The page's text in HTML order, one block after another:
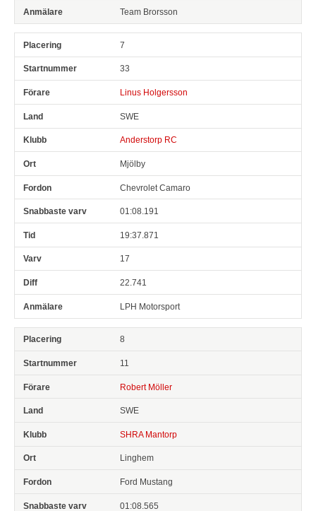
Team Brorsson
7
33
Linus Holgersson
SWE
Anderstorp RC
Mjölby
Chevrolet Camaro
01:08.191
19:37.871
17
22.741
LPH Motorsport
8
11
Robert Möller
SWE
SHRA Mantorp
Linghem
Ford Mustang
01:08.565